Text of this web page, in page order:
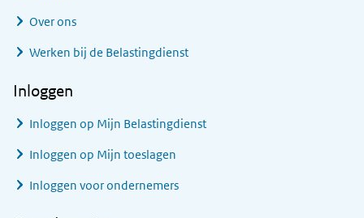
Over ons
Werken bij de Belastingdienst
Inloggen
Inloggen op Mijn Belastingdienst
Inloggen op Mijn toeslagen
Inloggen voor ondernemers